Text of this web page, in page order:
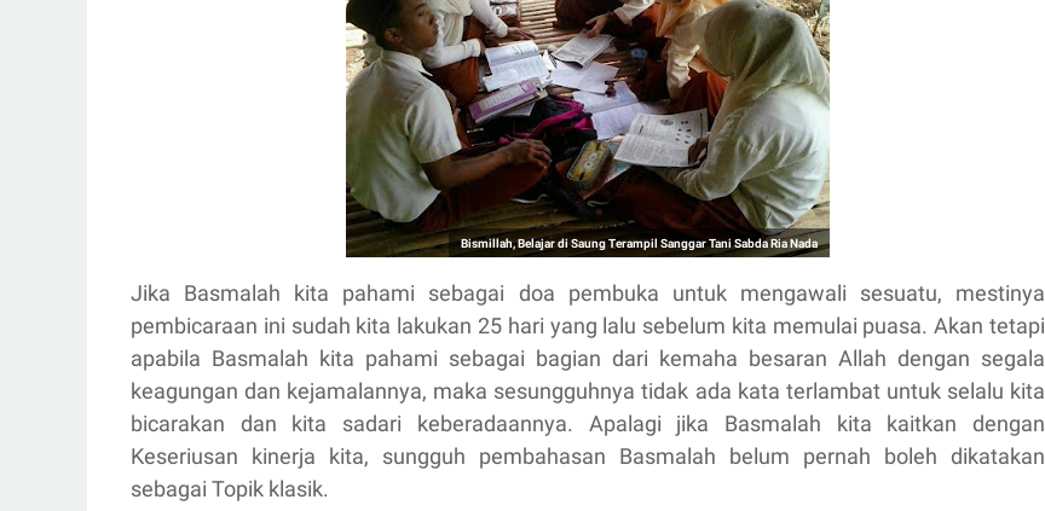
Bismillah, Belajar di Saung Terampil Sanggar Tani Sabda Ria Nada
Jika Basmalah kita pahami sebagai doa pembuka untuk mengawali sesuatu, mestinya
pembicaraan ini sudah kita lakukan 25 hari yang lalu sebelum kita memulai puasa. Akan tetapi
apabila Basmalah kita pahami sebagai bagian dari kemaha besaran Allah dengan segala
keagungan dan kejamalannya, maka sesungguhnya tidak ada kata terlambat untuk selalu kita
bicarakan dan kita sadari keberadaannya. Apalagi jika Basmalah kita kaitkan dengan
Keseriusan kinerja kita, sungguh pembahasan Basmalah belum pernah boleh dikatakan
sebagai Topik klasik.